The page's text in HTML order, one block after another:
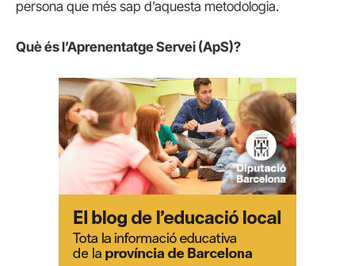
persona que més sap d’aquesta metodologia.
Què és l’Aprenentatge Servei (ApS)?